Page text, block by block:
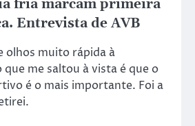
fria marcam primeira
Entrevista de AVB
olhos muito rápida à
me saltou à vista é que o
é o mais importante. Foi a